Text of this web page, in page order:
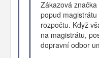
Zákazová
popud
rozpočtu. Když
na magistrátu,
dopravní odbor